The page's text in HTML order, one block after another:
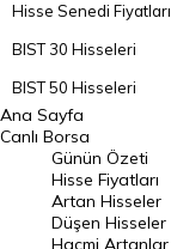
Hisse Senedi Fiyatları
BIST 30 Hisseleri
BIST 50 Hisseleri
BIST 100 Hisseleri
En Çok Artan Hisseler
En Çok Düşen Hisseler
Hacmi Artanlar
Ana Sayfa
Canlı Borsa
Günün Özeti
Hisse Fiyatları
Artan Hisseler
Düşen Hisseler
Hacmi Artanlar